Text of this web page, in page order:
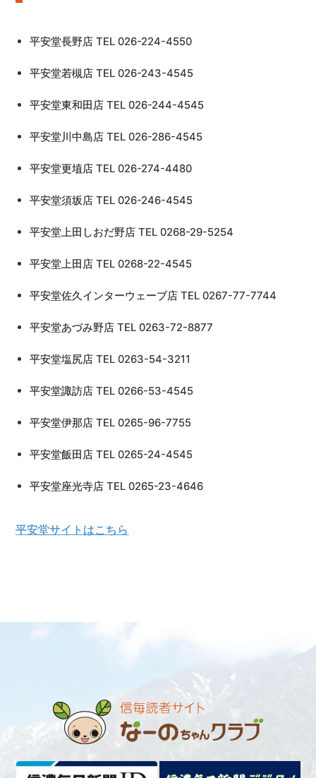
平安堂長野店 TEL 026-224-4550
平安堂若槻店 TEL 026-243-4545
平安堂東和田店 TEL 026-244-4545
平安堂川中島店 TEL 026-286-4545
平安堂更埴店 TEL 026-274-4480
平安堂須坂店 TEL 026-246-4545
平安堂上田しおだ野店 TEL 0268-29-5254
平安堂上田店 TEL 0268-22-4545
平安堂佐久インターウェーブ店 TEL 0267-77-7744
平安堂あづみ野店 TEL 0263-72-8877
平安堂塩尻店 TEL 0263-54-3211
平安堂諏訪店 TEL 0266-53-4545
平安堂伊那店 TEL 0265-96-7755
平安堂飯田店 TEL 0265-24-4545
平安堂座光寺店 TEL 0265-23-4646
平安堂サイトはこちら